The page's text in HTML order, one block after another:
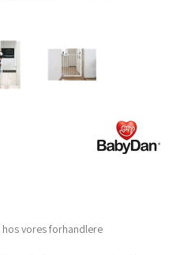
vores forhandlere